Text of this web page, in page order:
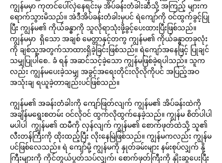
ကျွန်မမှာ ကုတင်ပေါ်လှဲနေရင်းမှ အိပ်ခန်းတံခါးဆီသို့ အကြည့် များက
ရောက်သွားမိသည်။ အဲဒီအိပ်ခန်းတံခါးမှပင် ရဲကျော်ကို ဝင်ထွက်ခွင့်ပြု
ပြီး ကျွန်မ၏ ကိုယ်ခန္ဓာကို သူလိုရာသုံးဖို့ခွင့်ပေးထားပြီးဖြစ်သည်။
ကျွန်မမှာ ရှိသော အချစ် မေတ္တာနှင့်တကွ ကျွန်မ၏ ကိုယ်ခန္ဓာတခုလုံး
ကို ချစ်သူ့အတွက်သာထားရှိခဲ့ခြင်းဖြစ်သည်။ ရဲကျော်အနေဖြင့် ပြုချင်
သမျှပြုပါစေ.. ခံ ရန် အဆင်သင့်ခဲ့သော ကျွန်မဖြစ်ခဲ့ရပါသည်။ သူက
လည်း ကျွန်မပေးခဲ့သမျှ အခွင့်အရေးတိုင်းလိုလိုကိုပင် အပြည့်အဝ
အသုံးချ ရယူခဲ့တာချည်းပင်ဖြစ်သည်။
ကျွန်မ၏ အခန်းတံခါးကို ကျော်ဖြတ်လျက် ကျွန်မ၏ အိပ်ခန်းထဲကို
အချိန်မရွေးစတမ်း ဝင်လိုဝင် ထွက်လိုထွက်နေခဲ့သည်။ ကျွန်မ စိတ်ပါပါ
မပါပါ ကျွန်မ၏ ထမီကို လှန်လျက် ကျွန်မ၏ စောက်ဖုတ်ထဲသို့ သူ၏
လီးတန်ကြီးကို ထိုးထည့်ပြီး လိုးနေမြဲဖြစ်သည်။ ကျွန်မကလည်း ကျွန်မ
ပင်ဖြစ်လေသည်။ ရဲ ကျော်မို့ ကျွန်မကို နှုတ်ခမ်းများ နမ်းစုပ်လျှက် နို့
ကြီးများကို ကိုင်တွယ်ပွတ်သပ်လျှက်၊ စောက်ဖုတ်ကြီးကို နှိုးဆွပေးပြီး